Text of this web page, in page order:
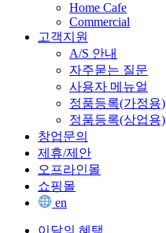
Home Cafe
Commercial
고객지원
A/S 안내
자주묻는 질문
사용자 메뉴얼
정품등록(가정용)
정품등록(상업용)
창업문의
제휴/제안
오프라인몰
쇼핑몰
en
이달의 혜택